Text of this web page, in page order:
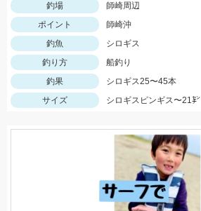
釣場
師崎周辺
ポイント
師崎沖
釣魚
シロギス
釣り方
船釣り
釣果
シロギス25〜45本
サイズ
シロギスピンギス〜21㌢